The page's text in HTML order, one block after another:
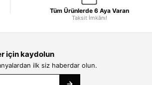
Tüm Ürünlerde 6 Aya Varan
Taksit İmkânı!
için kaydolun
ilk siz haberdar olun.